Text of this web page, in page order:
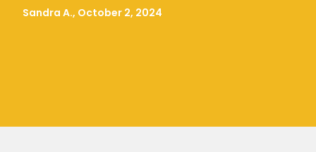
Sandra A., October 2, 2024